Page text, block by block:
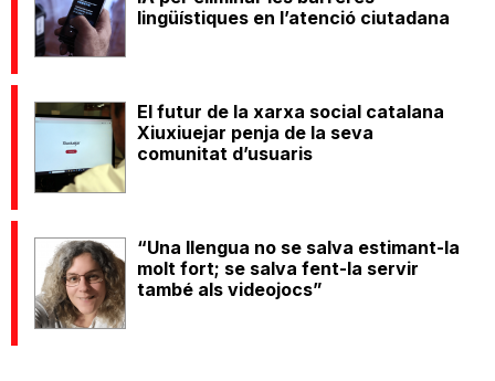
lingüístiques en l’atenció ciutadana
El futur de la xarxa social catalana
Xiuxiuejar penja de la seva
comunitat d’usuaris
“Una llengua no se salva estimant-la
molt fort; se salva fent-la servir
també als videojocs”